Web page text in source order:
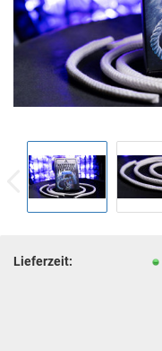
Lieferzeit: